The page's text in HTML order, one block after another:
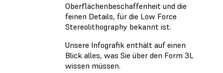
Oberflächenbeschaffenheit und die
feinen Details, für die Low Force
Stereolithography bekannt ist.
Unsere Infografik enthält auf einen
Blick alles, was Sie über den Form 3L
wissen müssen.